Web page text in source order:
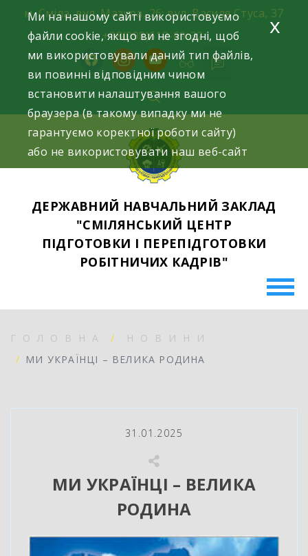
content
м. Сміла, вул. Мазура, 26; вул. Василя Стуса, 37
+38(098)612-69-32.
facebookinstagram
youtube
ДЕРЖАВНИЙ НАВЧАЛЬНИЙ ЗАКЛАД
"СМІЛЯНСЬКИЙ ЦЕНТР
ПІДГОТОВКИ І ПЕРЕПІДГОТОВКИ
РОБІТНИЧИХ КАДРІВ"
ГОЛОВНА
НОВИНИ
МИ УКРАЇНЦІ – ВЕЛИКА РОДИНА
31.01.2025
МИ УКРАЇНЦІ – ВЕЛИКА
РОДИНА
Ми на нашому сайті використовуємо
файли cookie, якщо ви не згодні, щоб
ми використовували даний тип файлів,
ви повинні відповідним чином
встановити налаштування вашого
браузера (в такому випадку ми не
гарантуємо коректної роботи сайту)
або не використовувати наш веб-сайт
x